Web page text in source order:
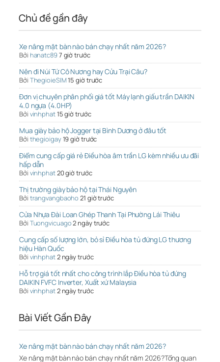
Chủ đề gần đây
Xe nâng mặt bàn nào bán chạy nhất năm 2026?
Bởi hanatc897 giờ trước
Nên đi Núi Tứ Cô Nương hay Cửu Trại Câu?
Bởi ThegioieSIM15 giờ trước
Đơn vị chuyên phân phối giá tốt Máy lạnh giấu trần DAIKIN
4.0 ngựa (4.0HP)
Bởi vinhphat15 giờ trước
Mua giày bảo hộ Jogger tại Bình Dương ở đâu tốt
Bởi thegioigay19 giờ trước
Điểm cung cấp giá rẻ Điều hòa âm trần LG kèm nhiều ưu đãi
hấp dẫn
Bởi vinhphat20 giờ trước
Thị trường giày bảo hộ tại Thái Nguyên
Bởi trangvangbaoho 21 giờ trước
Cửa Nhựa Đài Loan Ghép Thanh Tại Phường Lái Thiêu
Bởi Tuongvicuago2 ngày trước
Cung cấp số lượng lớn, bỏ sỉ Điều hòa tủ đứng LG thương
hiệu Hàn Quốc
Bởi vinhphat2 ngày trước
Hỗ trợ giá tốt nhất cho công trình lắp Điều hòa tủ đứng
DAIKIN FVFC Inverter, Xuất xứ Malaysia
Bởi vinhphat2 ngày trước
Bài Viết Gần Đây
Xe nâng mặt bàn nào bán chạy nhất năm 2026?
Xe nâng mặt bàn nào bán chạy nhất năm 2026?Tổng quan